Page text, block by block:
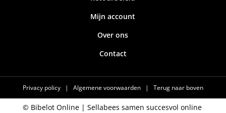
Mijn account
Over ons
Contact
Privacy policy | Algemene voorwaarden | Terug naar boven
© Bibelot Online | Sellabees samen succesvol online